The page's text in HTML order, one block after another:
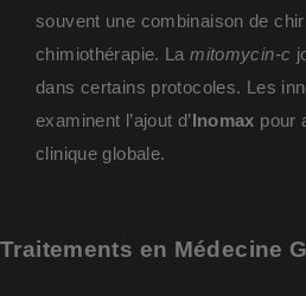
souvent une combinaison de
chimiothérapie. Lamitomycin-c
dans certains protocoles. Les
examinent l’ajout d’Inomax pour
clinique globale.
Traitements en Médecine